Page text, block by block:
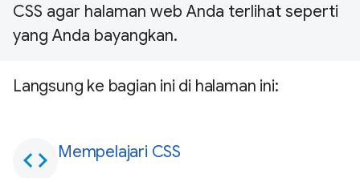
CSS agar halaman web Anda terlihat seperti
yang Anda bayangkan.
Langsung ke bagian ini di halaman ini:
code Mempelajari CSS